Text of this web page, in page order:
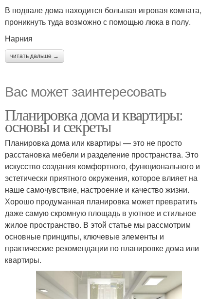
В подвале дома находится большая игровая комната,
проникнуть туда возможно с помощью люка в полу.
Нарния
читать дальше →
Вас может заинтересовать
Планировка дома и квартиры:
основы и секреты
Планировка дома или квартиры — это не просто
расстановка мебели и разделение пространства. Это
искусство создания комфортного, функционального и
эстетически приятного окружения, которое влияет на
наше самочувствие, настроение и качество жизни.
Хорошо продуманная планировка может превратить
даже самую скромную площадь в уютное и стильное
жилое пространство. В этой статье мы рассмотрим
основные принципы, ключевые элементы и
практические рекомендации по планировке дома или
квартиры.